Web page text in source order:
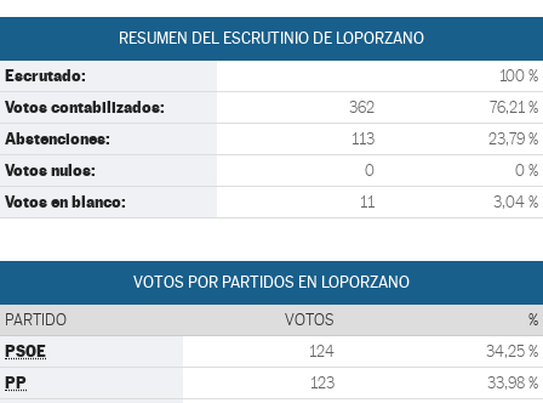
RESUMEN DEL ESCRUTINIO DE LOPORZANO
Escrutado: 100 %
Votos contabilizados: 362 76,21 %
Abstenciones: 113 23,79 %
Votos nulos: 0 0 %
Votos en blanco: 11 3,04 %
VOTOS POR PARTIDOS EN LOPORZANO
PARTIDO VOTOS %
PSOE 124 34,25 %
PP 123 33,98 %